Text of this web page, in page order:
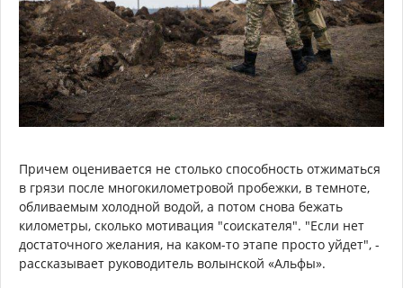
Причем оценивается не столько способность отжиматься
в грязи после многокилометровой пробежки, в темноте,
обливаемым холодной водой, а потом снова бежать
километры, сколько мотивация "соискателя". "Если нет
достаточного желания, на каком-то этапе просто уйдет", -
рассказывает руководитель волынской «Альфы».